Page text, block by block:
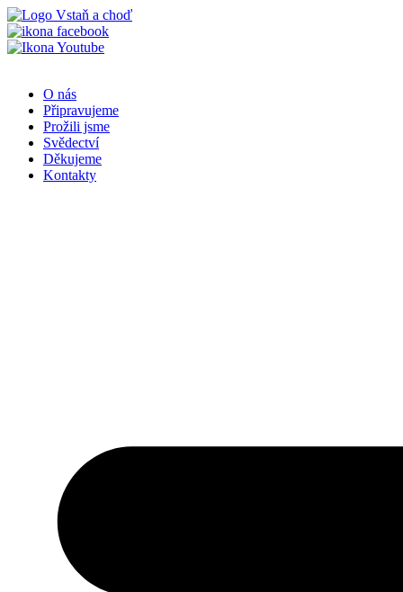
Přejít
k
obsahu
O nás
Připravujeme
Prožili jsme
Svědectví
Děkujeme
Kontakty